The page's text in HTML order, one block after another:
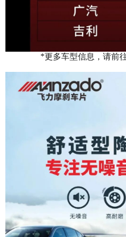
*更多车型信息，请前